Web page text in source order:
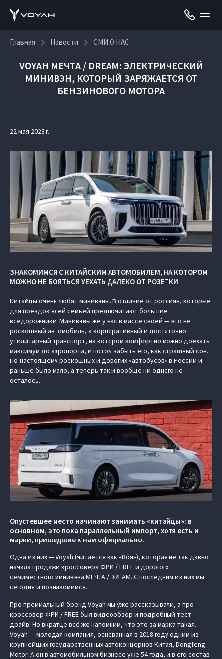
Главная Новости СМИ О НАС
VOYAH МЕЧТА / DREAM: ЭЛЕКТРИЧЕСКИЙ
МИНИВЭН, КОТОРЫЙ ЗАРЯЖАЕТСЯ ОТ
БЕНЗИНОВОГО МОТОРА
22 мая 2023 г.
ЗНАКОМИМСЯ С КИТАЙСКИМ АВТОМОБИЛЕМ, НА КОТОРОМ
МОЖНО НЕ БОЯТЬСЯ УЕХАТЬ ДАЛЕКО ОТ РОЗЕТКИ
Китайцы очень любят минивэны. В отличие от россиян, которые
для поездок всей семьей предпочитают большие
вседорожники. Минивэны же у нас в массе своей — это не
роскошный автомобиль, а корпоративный и достаточно
утилитарный транспорт, на котором комфортно можно доехать
максимум до аэропорта, и потом забыть его, как страшный сон.
По-настоящему роскошных и дорогих «автобусов» в России и
раньше было мало, а теперь так и вообще ни одного не
осталось.
Опустевшее место начинают занимать «китайцы»: в
основном, это пока параллельный импорт, хотя есть и
марки, пришедшие к нам официально.
Одна из них — Voyah (читается как «Вóя»), которая не так давно
начала продажи кроссовера ФРИ / FREE и дорогого
семиместного минивэна МЕЧТА / DREAM. С последним из них мы
сегодня и познакомимся.
Про премиальный бренд Voyah мы уже рассказывали, а про
кроссовер ФРИ / FREE был видеообзор и подробный тест-
драйв. Но вкратце всё же напомним, что это за марка такая.
Voyah — молодая компания, основанная в 2018 году одним из
крупнейших государственных автоконцернов Китая, Dongfeng
Motor. А он в автомобильном бизнесе уже 54 года, и в его состав